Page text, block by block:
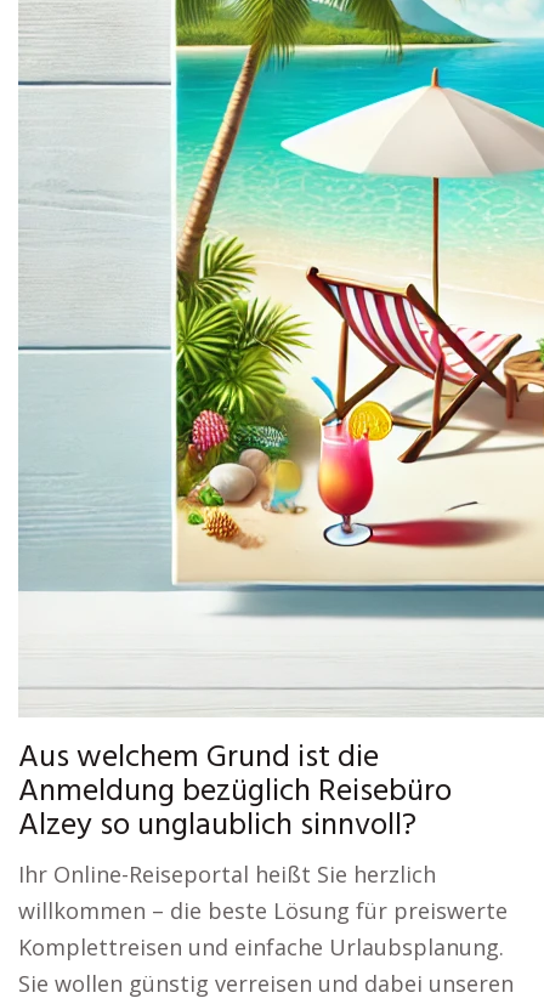
Aus welchem Grund ist die
Anmeldung bezüglich Reisebüro
Alzey so unglaublich sinnvoll?
Ihr Online-Reiseportal heißt Sie herzlich
willkommen – die beste Lösung für preiswerte
Komplettreisen und einfache Urlaubsplanung.
Sie wollen günstig verreisen und dabei unseren